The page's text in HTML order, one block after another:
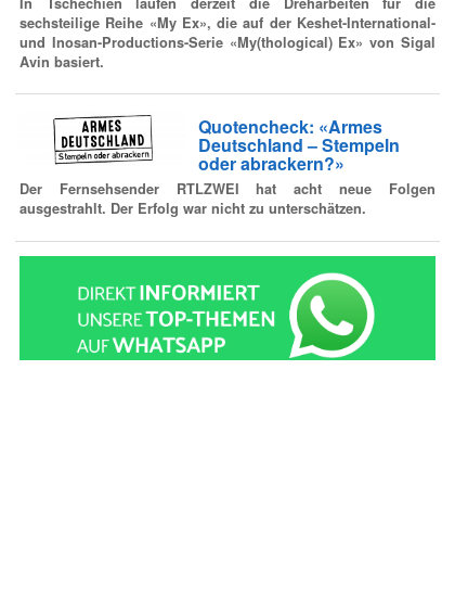
sechsteilige Reihe «My Ex», die auf der Keshet-International-
und Inosan-Productions-Serie «My(thological) Ex» von Sigal
Avin basiert.
Quotencheck: «Armes
Deutschland – Stempeln
oder abrackern?»
Der Fernsehsender RTLZWEI hat acht neue Folgen
ausgestrahlt. Der Erfolg war nicht zu unterschätzen.